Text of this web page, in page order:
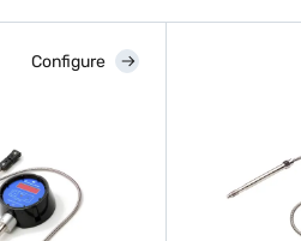
Configure